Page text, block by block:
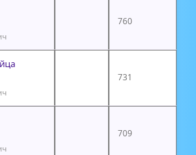
760
731
709